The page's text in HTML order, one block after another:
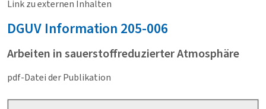
Link zu externen Inhalten
DGUV Information 205-006
Arbeiten in sauerstoffreduzierter Atmosphäre
pdf-Datei der Publikation